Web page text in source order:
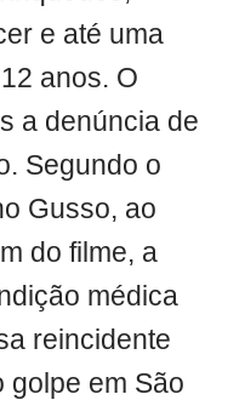
e até uma
anos. O
a denúncia de
Segundo o
Gusso, ao
do filme, a
médica
reincidente
golpe em São